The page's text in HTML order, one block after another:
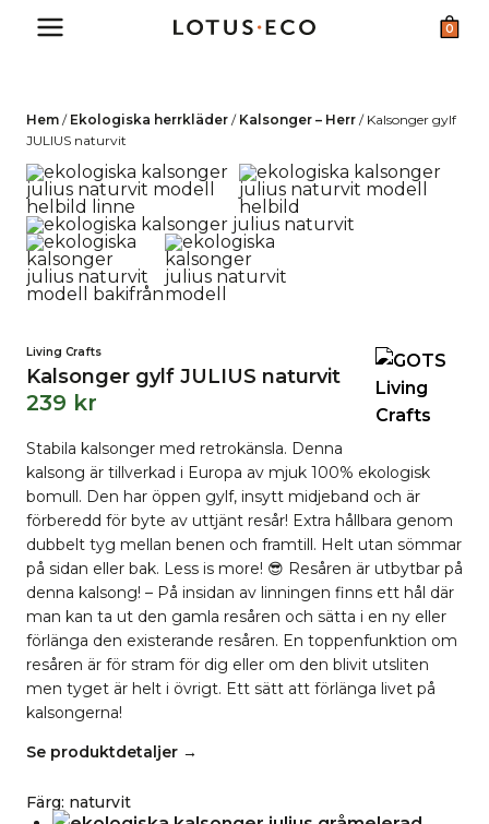
0
Hem / Ekologiska herrkläder / Kalsonger – Herr / Kalsonger gylf
JULIUS naturvit
Living Crafts
Kalsonger gylf JULIUS naturvit
239 kr
Stabila kalsonger med retrokänsla. Denna
kalsong är tillverkad i Europa av mjuk 100% ekologisk
bomull. Den har öppen gylf, insytt midjeband och är
förberedd för byte av uttjänt resår! Extra hållbara genom
dubbelt tyg mellan benen och framtill. Helt utan sömmar
på sidan eller bak. Less is more! 😎 Resåren är utbytbar på
denna kalsong! – På insidan av linningen finns ett hål där
man kan ta ut den gamla resåren och sätta i en ny eller
förlänga den existerande resåren. En toppenfunktion om
resåren är för stram för dig eller om den blivit utsliten
men tyget är helt i övrigt. Ett sätt att förlänga livet på
kalsongerna!
Se produktdetaljer →
Färg: naturvit